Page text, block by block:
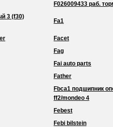
F026009433 раб.
3 (f30)
Fa1
Facet
Fag
Fai auto parts
Father
Fbca1 подшипник
ff2/mondeo 4
Febest
Febi bilstein